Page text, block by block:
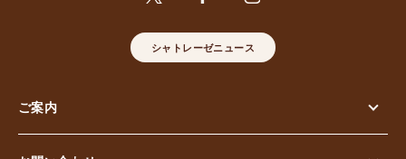
シャトレーゼニュース
ご案内